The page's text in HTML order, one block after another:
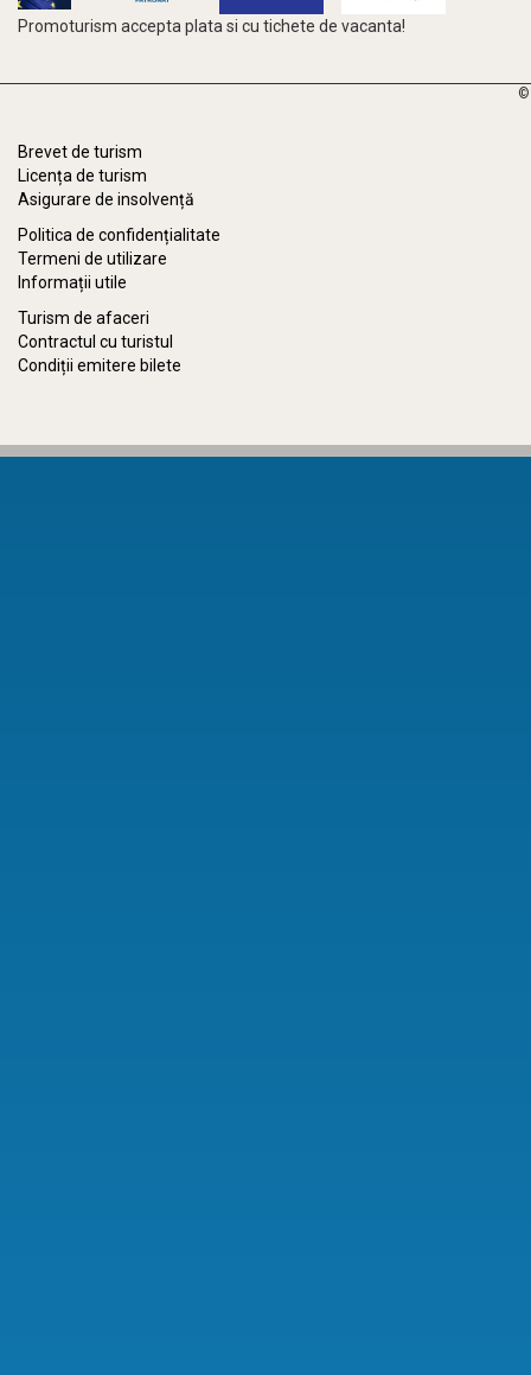
Promoturism accepta plata si cu tichete de vacanta!
©
Brevet de turism
Licența de turism
Asigurare de insolvență
Politica de confidențialitate
Termeni de utilizare
Informații utile
Turism de afaceri
Contractul cu turistul
Condiții emitere bilete